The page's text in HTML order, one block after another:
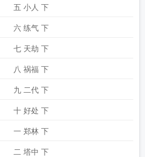
周天成2-0骆建佑
周天康周天澈
周天觅周天娜
五 小人 下
六 练气 下
七 天劫 下
八 祸福 下
九 二代 下
十 好处 下
一 郑林 下
二 塔中 下